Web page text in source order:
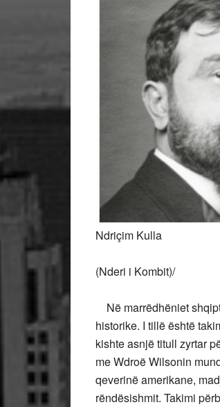
Ndriçim Kulla
(Nderi i Kombit)/
Në marrëdhëniet
historike. I tillë është
kishte asnjë titull zyrtar
me Wdroë Wilsonin
qeverinë amerikane,
rëndësishmit. Takimi